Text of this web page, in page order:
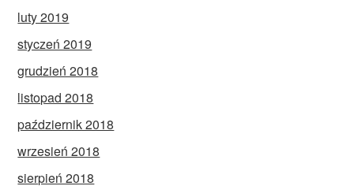
luty 2019
styczeń 2019
grudzień 2018
listopad 2018
październik 2018
wrzesień 2018
sierpień 2018